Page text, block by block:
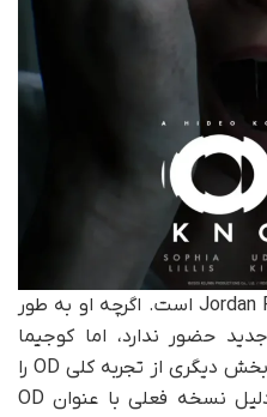
نکته جالب دیگر مشارکت Jordan Peele است. اگرچه او به‌ طور
حضور ندارد، اما کوجیما
توضیح داد که کارگردان مشهور، بخش دیگری از تجربه کلی OD را
بر عهده دارد. شاید به همین دلیل نسخه فعلی با عنوان OD